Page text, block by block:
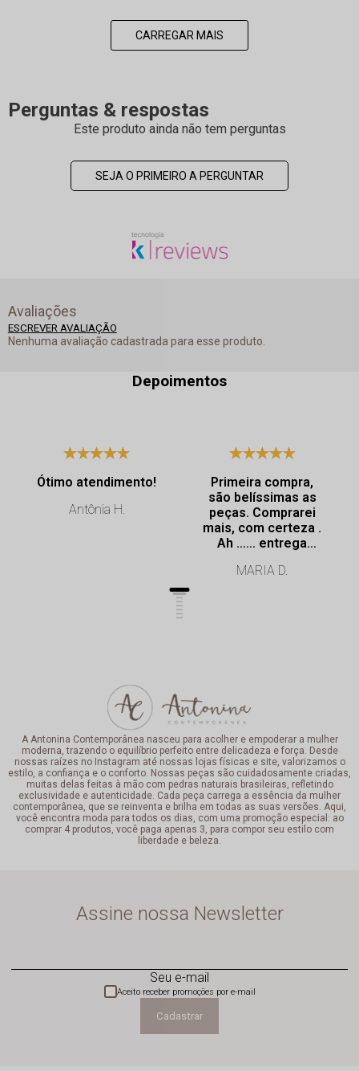
CARREGAR MAIS
Perguntas & respostas
Este produto ainda não tem perguntas
SEJA O PRIMEIRO A PERGUNTAR
Avaliações
ESCREVER AVALIAÇÃO
Nenhuma avaliação cadastrada para esse produto.
Depoimentos
Ótimo atendimento!
Antônia H.
Primeira compra,
são belíssimas as
peças. Comprarei
mais, com certeza .
Ah …… entrega
Profissionalismo de
MARIA D.
A Antonina Contemporânea nasceu para acolher e empoderar a mulher
moderna, trazendo o equilíbrio perfeito entre delicadeza e força. Desde
nossas raízes no Instagram até nossas lojas físicas e site, valorizamos o
estilo, a confiança e o conforto. Nossas peças são cuidadosamente criadas,
muitas delas feitas à mão com pedras naturais brasileiras, refletindo
exclusividade e autenticidade. Cada peça carrega a essência da mulher
contemporânea, que se reinventa e brilha em todas as suas versões. Aqui,
você encontra moda para todos os dias, com uma promoção especial: ao
comprar 4 produtos, você paga apenas 3, para compor seu estilo com
liberdade e beleza.
Assine nossa Newsletter
Seu e-mail
Cadastrar
Aceito receber promoções por e-mail